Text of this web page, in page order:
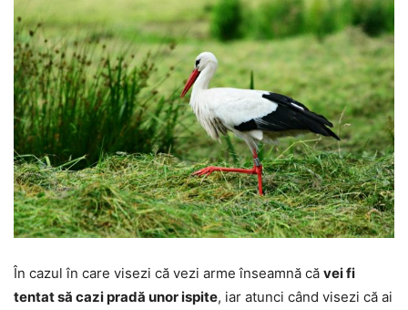
În cazul în care visezi că vezi arme înseamnă că vei fi
tentat să cazi pradă unor ispite, iar atunci când visezi că ai